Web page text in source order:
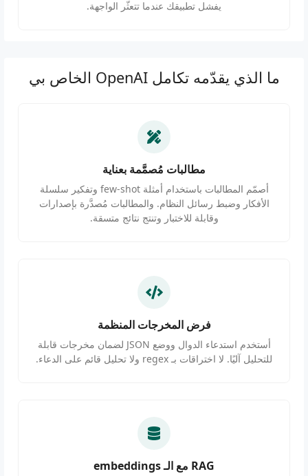
يفشل تطبيقك عندما تتعثّر الواجهة.
ما الذي يقدّمه تكامل OpenAI الخاص بي
مطالبات مُصمَّمة بعناية
أصمّم المطالبات باستخدام أمثلة few-shot وتفكير سلسلة
الأفكار وضبط رسائل النظام. والمطالبات مُصدَّرة بإصدارات
وقابلة للاختبار وتنتج نتائج متسقة.
فرض المخرجات المنظمة
أستخدم استدعاء الدوال ووضع JSON لضمان مخرجات قابلة
للتحليل آليًا. لا اختراقات بـ regex ولا تحليل قائم على الدعاء.
RAG مع الـ embeddings